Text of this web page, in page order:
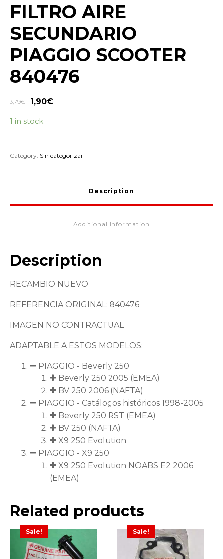
FILTRO AIRE
SECUNDARIO
PIAGGIO SCOOTER
840476
3,79€ 1,90€
1 in stock
Category: Sin categorizar
Description
Additional Information
Description
RECAMBIO NUEVO
REFERENCIA ORIGINAL: 840476
IMAGEN NO CONTRACTUAL
ADAPTABLE A ESTOS MODELOS:
PIAGGIO - Beverly 250
Beverly 250 2005 (EMEA)
BV 250 2006 (NAFTA)
PIAGGIO - Catálogos históricos 1998-2005
Beverly 250 RST (EMEA)
BV 250 (NAFTA)
X9 250 Evolution
PIAGGIO - X9 250
X9 250 Evolution NOABS E2 2006
(EMEA)
Related products
Sale! Sale!